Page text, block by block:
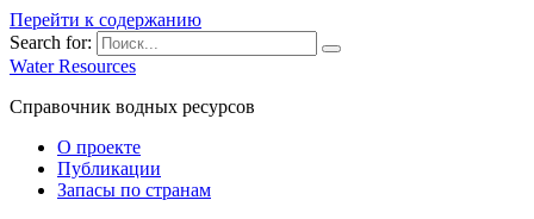
Перейти к содержанию
Search for:
Water Resources
Справочник водных ресурсов
О проекте
Публикации
Запасы по странам